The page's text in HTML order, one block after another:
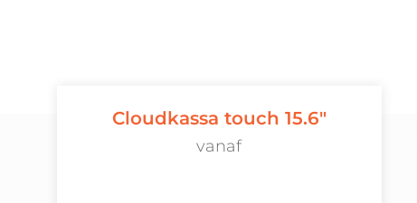
Cloudkassa touch 15.6"
vanaf